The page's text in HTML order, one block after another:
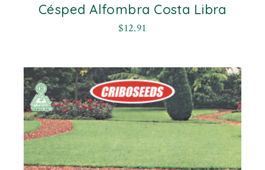
Césped Alfombra Costa Libra
$12.91